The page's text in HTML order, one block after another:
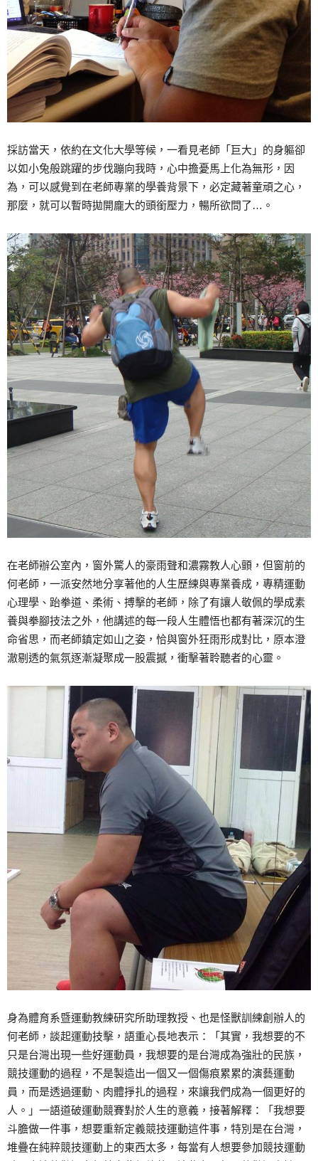
採訪當天，依約在文化大學等候，一看見老師「巨大」的身軀卻
以如小兔般跳躍的步伐蹦向我時，心中擔憂馬上化為無形，因
為，可以感覺到在老師專業的學養背景下，必定藏著童頑之心，
那麼，就可以暫時拋開龐大的頭銜壓力，暢所欲問了…。
在老師辦公室內，窗外驚人的豪雨聲和濃霧教人心顫，但窗前的
何老師，一派安然地分享著他的人生歷練與專業養成，專精運動
心理學、跆拳道、柔術、搏擊的老師，除了有讓人敬佩的學成素
養與拳腳技法之外，他講述的每一段人生體悟也都有著深沉的生
命省思，而老師鎮定如山之姿，恰與窗外狂雨形成對比，原本澄
澈剔透的氣氛逐漸凝聚成一股震撼，衝擊著聆聽者的心靈。
身為體育系暨運動教練研究所助理教授、也是怪獸訓練創辦人的
何老師，談起運動技擊，語重心長地表示：「其實，我想要的不
只是台灣出現一些好運動員，我想要的是台灣成為強壯的民族，
競技運動的過程，不是製造出一個又一個傷痕累累的演藝運動
員，而是透過運動、肉體掙扎的過程，來讓我們成為一個更好的
人。」一語道破運動競賽對於人生的意義，接著解釋：「我想要
斗膽做一件事，想要重新定義競技運動這件事，特別是在台灣，
堆疊在純粹競技運動上的東西太多，每當有人想要參加競技運動